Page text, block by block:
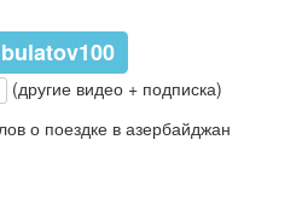
bulatov100
(другие видео + подписка)